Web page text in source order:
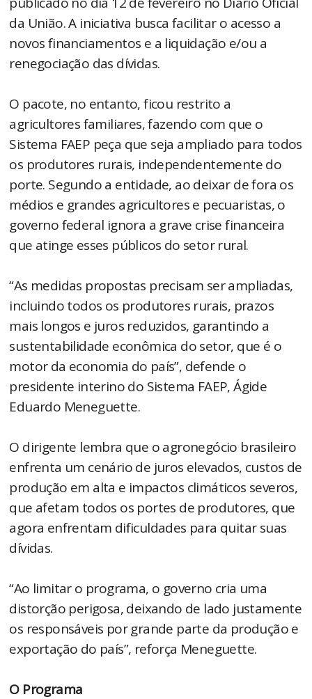
da União. A iniciativa busca facilitar o acesso a
novos financiamentos e a liquidação e/ou a
renegociação das dívidas.
O pacote, no entanto, ficou restrito a
agricultores familiares, fazendo com que o
Sistema FAEP peça que seja ampliado para todos
os produtores rurais, independentemente do
porte. Segundo a entidade, ao deixar de fora os
médios e grandes agricultores e pecuaristas, o
governo federal ignora a grave crise financeira
que atinge esses públicos do setor rural.
“As medidas propostas precisam ser ampliadas,
incluindo todos os produtores rurais, prazos
mais longos e juros reduzidos, garantindo a
sustentabilidade econômica do setor, que é o
motor da economia do país”, defende o
presidente interino do Sistema FAEP, Ágide
Eduardo Meneguette.
O dirigente lembra que o agronegócio brasileiro
enfrenta um cenário de juros elevados, custos de
produção em alta e impactos climáticos severos,
que afetam todos os portes de produtores, que
agora enfrentam dificuldades para quitar suas
dívidas.
“Ao limitar o programa, o governo cria uma
distorção perigosa, deixando de lado justamente
os responsáveis por grande parte da produção e
exportação do país”, reforça Meneguette.
O Programa